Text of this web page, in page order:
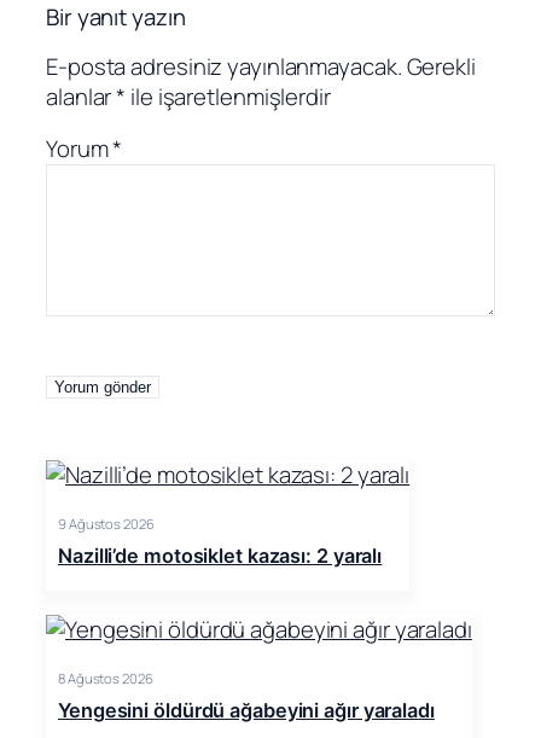
Bir yanıt yazın
E-posta adresiniz yayınlanmayacak.Gerekli
alanlar* ile işaretlenmişlerdir
Yorum*
9 Ağustos 2026
Nazilli’de motosiklet kazası: 2 yaralı
8 Ağustos 2026
Yengesini öldürdü ağabeyini ağır yaraladı